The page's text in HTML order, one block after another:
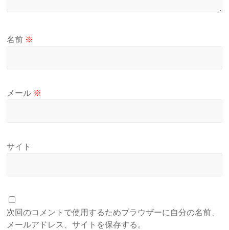
名前 ※
メール ※
サイト
次回のコメントで使用するためブラウザーに自分の名前、
メールアドレス、サイトを保存する。